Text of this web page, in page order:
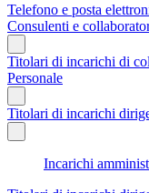
Telefono e posta
Consulenti e
Titolari di incarichi di
Personale
Titolari di incarichi
Incarichi